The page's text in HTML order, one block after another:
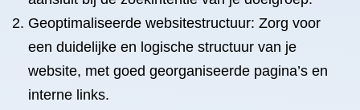
Geoptimaliseerde websitestructuur: Zorg voor
een duidelijke en logische structuur van je
website, met goed georganiseerde pagina’s en
interne links.